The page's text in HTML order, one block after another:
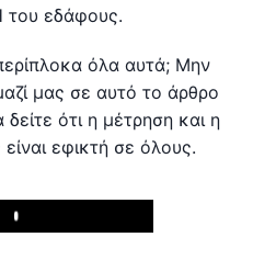
του εδάφους.
όλα αυτά; Μην
μας σε αυτό το άρθρο
ότι η μέτρηση και η
εφικτή σε όλους.
Play